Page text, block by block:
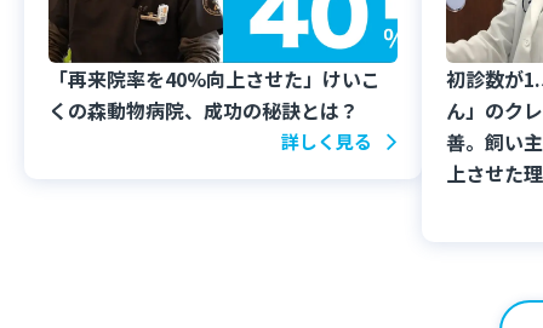
「再来院率を40%向上させた」けいこ
くの森動物病院、成功の秘訣とは？
詳しく見る
初診数が
ん」のク
善。飼い
上させた